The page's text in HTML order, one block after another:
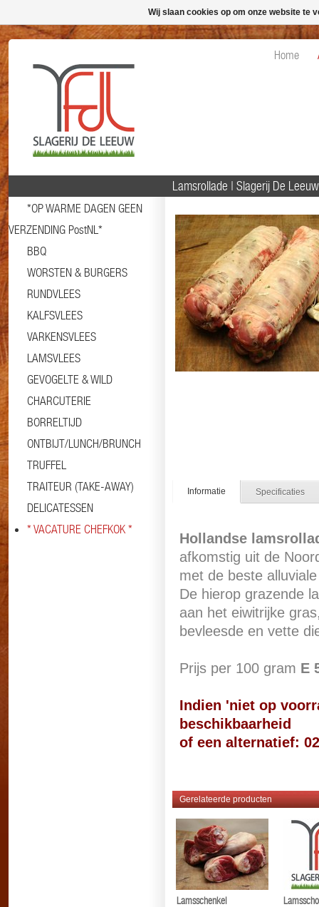
Home
*OP WARME DAGEN GEEN
VERZENDING PostNL*
BBQ
WORSTEN & BURGERS
RUNDVLEES
KALFSVLEES
VARKENSVLEES
LAMSVLEES
GEVOGELTE & WILD
CHARCUTERIE
BORRELTIJD
ONTBIJT/LUNCH/BRUNCH
TRUFFEL
TRAITEUR (TAKE-AWAY)
DELICATESSEN
* VACATURE CHEFKOK *
Lamsrollade | Slagerij De
Informatie Specificaties
Hollandse
afkomstig uit de
met de beste
De hierop grazende
aan het eiwitrijke
bevleesde en vette
Prijs per 100 gram E
Indien 'niet op
beschikbaarheid
of een alternatief:
Gerelateerde producten
Lamsschenkel
Wij slaan cookies op om onze website te